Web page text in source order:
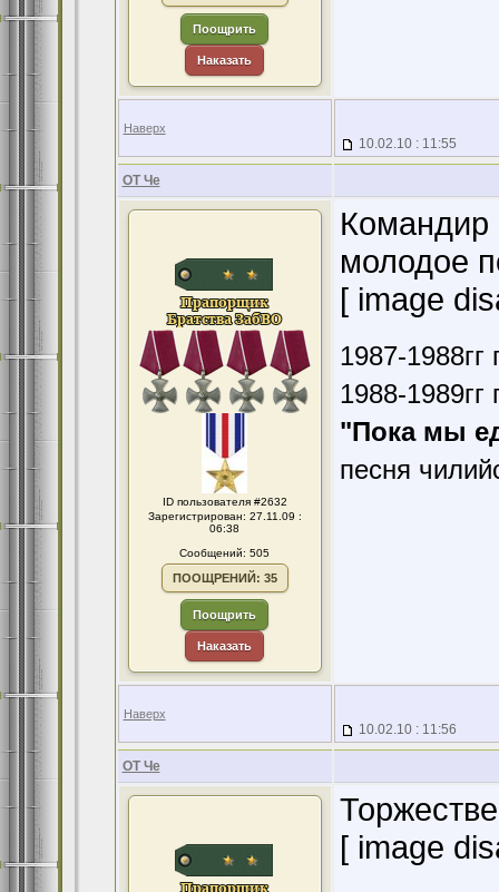
Поощрить
Наказать
Наверх
10.02.10 : 11:55
ОТ Че
ID пользователя #2632
Зарегистрирован: 27.11.09 :
06:38
Сообщений: 505
ПООЩРЕНИЙ: 35
Поощрить
Наказать
Командир
молодое
[ image
1987-
1988-
"Пока мы
песня
Наверх
10.02.10 : 11:56
ОТ Че
[ image